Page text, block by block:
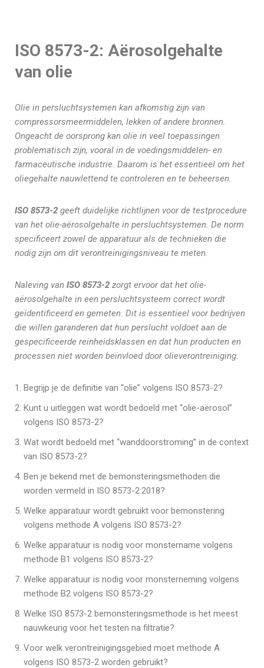
ISO 8573-2: Aërosolgehalte
van olie
Olie in persluchtsystemen kan afkomstig zijn van
compressorsmeermiddelen, lekken of andere bronnen.
Ongeacht de oorsprong kan olie in veel toepassingen
problematisch zijn, vooral in de voedingsmiddelen- en
farmaceutische industrie. Daarom is het essentieel om het
oliegehalte nauwlettend te controleren en te beheersen.
ISO 8573-2 geeft duidelijke richtlijnen voor de testprocedure
van het olie-aërosolgehalte in persluchtsystemen. De norm
specificeert zowel de apparatuur als de technieken die
nodig zijn om dit verontreinigingsniveau te meten.
Naleving van ISO 8573-2 zorgt ervoor dat het olie-
aërosolgehalte in een persluchtsysteem correct wordt
geïdentificeerd en gemeten. Dit is essentieel voor bedrijven
die willen garanderen dat hun perslucht voldoet aan de
gespecificeerde reinheidsklassen en dat hun producten en
processen niet worden beïnvloed door olieverontreiniging.
Begrijp je de definitie van “olie” volgens ISO 8573-2?
Kunt u uitleggen wat wordt bedoeld met “olie-aërosol”
volgens ISO 8573-2?
Wat wordt bedoeld met “wanddoorstroming” in de context
van ISO 8573-2?
Ben je bekend met de bemonsteringsmethoden die
worden vermeld in ISO 8573-2:2018?
Welke apparatuur wordt gebruikt voor bemonstering
volgens methode A volgens ISO 8573-2?
Welke apparatuur is nodig voor monstername volgens
methode B1 volgens ISO 8573-2?
Welke apparatuur is nodig voor monsterneming volgens
methode B2 volgens ISO 8573-2?
Welke ISO 8573-2 bemonsteringsmethode is het meest
nauwkeurig voor het testen na filtratie?
Voor welk verontreinigingsgebied moet methode A
volgens ISO 8573-2 worden gebruikt?